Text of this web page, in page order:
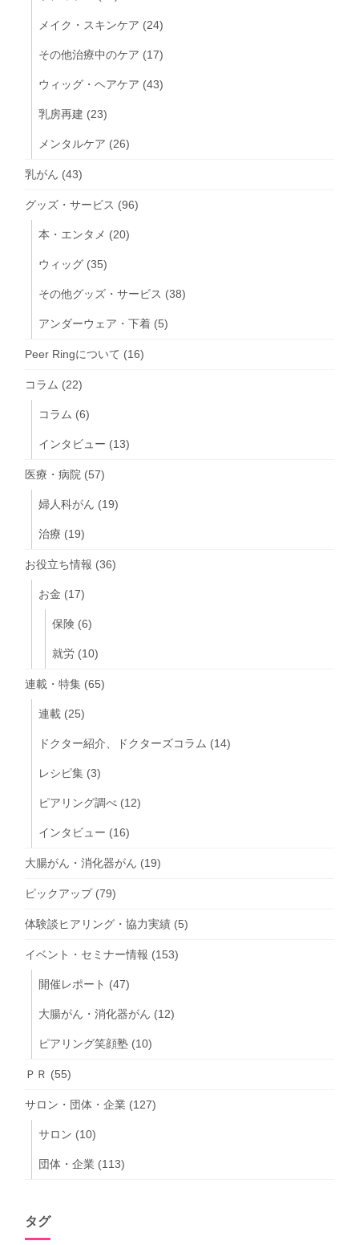
メイク・スキンケア (24)
その他治療中のケア (17)
ウィッグ・ヘアケア (43)
乳房再建 (23)
メンタルケア (26)
乳がん (43)
グッズ・サービス (96)
本・エンタメ (20)
ウィッグ (35)
その他グッズ・サービス (38)
アンダーウェア・下着 (5)
Peer Ringについて (16)
コラム (22)
コラム (6)
インタビュー (13)
医療・病院 (57)
婦人科がん (19)
治療 (19)
お役立ち情報 (36)
お金 (17)
保険 (6)
就労 (10)
連載・特集 (65)
連載 (25)
ドクター紹介、ドクターズコラム (14)
レシピ集 (3)
ピアリング調べ (12)
インタビュー (16)
大腸がん・消化器がん (19)
ピックアップ(79)
体験談ヒアリング・協力実績 (5)
イベント・セミナー情報 (153)
開催レポート (47)
大腸がん・消化器がん (12)
ピアリング笑顔塾 (10)
ＰＲ (55)
サロン・団体・企業 (127)
サロン (10)
団体・企業 (113)
タグ